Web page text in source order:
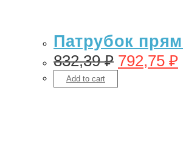
Патрубок
832,39₽ 792,75 ₽
Add to cart